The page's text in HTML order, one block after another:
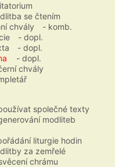
se čtením
chvály
- komb.
- dopl.
- dopl.
- dopl.
chvály
společné texty
modliteb
liturgie hodin
za zemřelé
chrámu